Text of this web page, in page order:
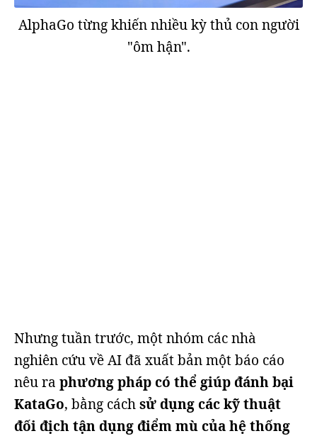
AlphaGo từng khiến nhiều kỳ thủ con người
"ôm hận".
Nhưng tuần trước, một nhóm các nhà
nghiên cứu về AI đã xuất bản một báo cáo
nêu ra phương pháp có thể giúp đánh bại
KataGo, bằng cáchsử dụng các kỹ thuật
đối địch tận dụng điểm mù của hệ thống